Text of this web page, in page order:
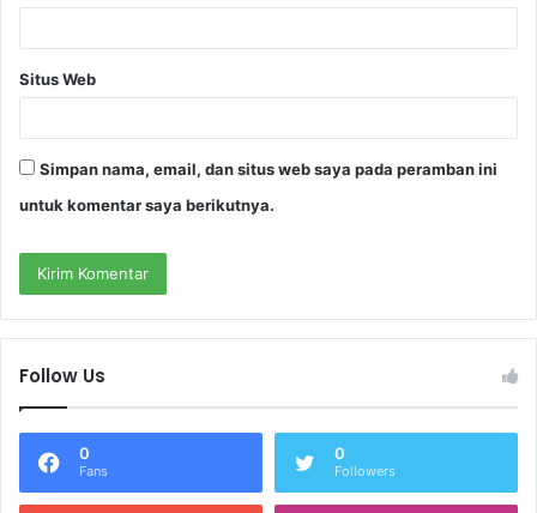
Situs Web
Simpan nama, email, dan situs web saya pada peramban ini
untuk komentar saya berikutnya.
Follow Us
0
Fans
0
Followers